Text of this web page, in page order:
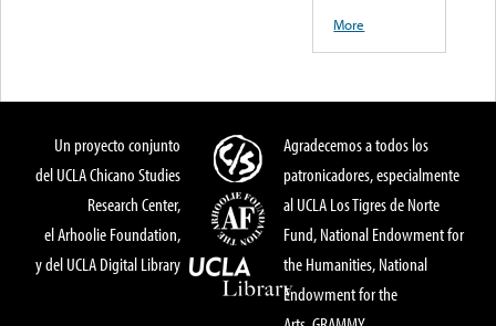
More
Un proyecto conjunto
del UCLA Chicano Studies
Research Center,
el Arhoolie Foundation,
y del UCLA Digital Library
Agradecemos a todos los
patronicadores, especialmente
al UCLA Los Tigres de Norte
Fund, National Endowment for
the Humanities, National
Endowment for the